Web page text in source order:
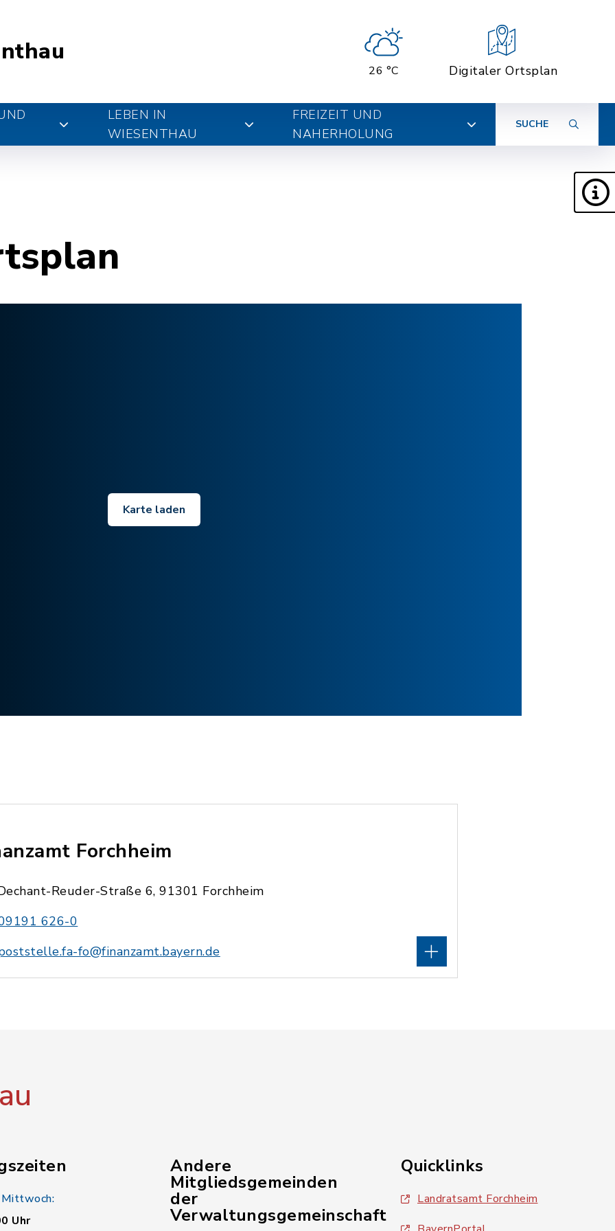
26 °C Digitaler Ortsplan
LEBEN IN
WIESENTHAU
FREIZEIT UND
NAHERHOLUNG
SUCHE
Karte laden
Forchheim
Reuder-Straße 6, 91301 Forchheim
626-0
fo@finanzamt.bayern.de
Uhr
Andere
Mitgliedsgemeinden
der
Verwaltungsgemeinschaft
Quicklinks
Landratsamt Forchheim